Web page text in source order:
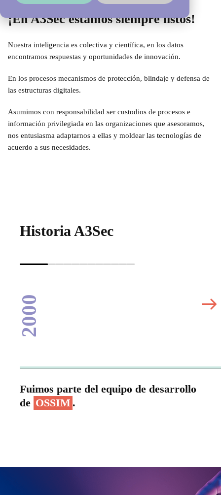
¡En A3Sec estamos siempre listos!
Nuestra inteligencia es colectiva y científica, en los datos
encontramos respuestas y oportunidades de innovación.
En los procesos mecanismos de protección, blindaje y defensa de
las estructuras digitales.
Asumimos con responsabilidad ser custodios de procesos e
información privilegiada en las organizaciones que asesoramos,
nos entusiasma adaptarnos a ellas y moldear las tecnologías de
acuerdo a sus necesidades.
Historia A3Sec
2000
Fuimos parte del equipo de desarrollo
de OSSIM .